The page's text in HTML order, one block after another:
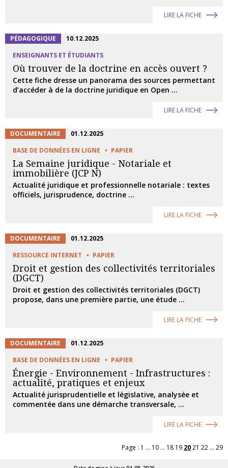
LIRE LA FICHE
PÉDAGOGIQUE
10.12.2025
ENSEIGNANTS ET ÉTUDIANTS
Où trouver de la doctrine en accès ouvert ?
Cette fiche dresse un panorama des sources permettant
d’accéder à de la doctrine juridique en Open ...
LIRE LA FICHE
DOCUMENTAIRE
01.12.2025
BASE DE DONNÉES EN LIGNE
PAPIER
La Semaine juridique - Notariale et
immobilière (JCP N)
Actualité juridique et professionnelle notariale : textes
officiels, jurisprudence, doctrine ...
LIRE LA FICHE
DOCUMENTAIRE
01.12.2025
RESSOURCE INTERNET
PAPIER
Droit et gestion des collectivités territoriales
(DGCT)
Droit et gestion des collectivités territoriales (DGCT)
propose, dans une première partie, une étude ...
LIRE LA FICHE
DOCUMENTAIRE
01.12.2025
BASE DE DONNÉES EN LIGNE
PAPIER
Énergie - Environnement - Infrastructures :
actualité, pratiques et enjeux
Actualité jurisprudentielle et législative, analysée et
commentée dans une démarche transversale, ...
LIRE LA FICHE
Page : 1 ... 10 ... 18 19 2021 22 ... 29